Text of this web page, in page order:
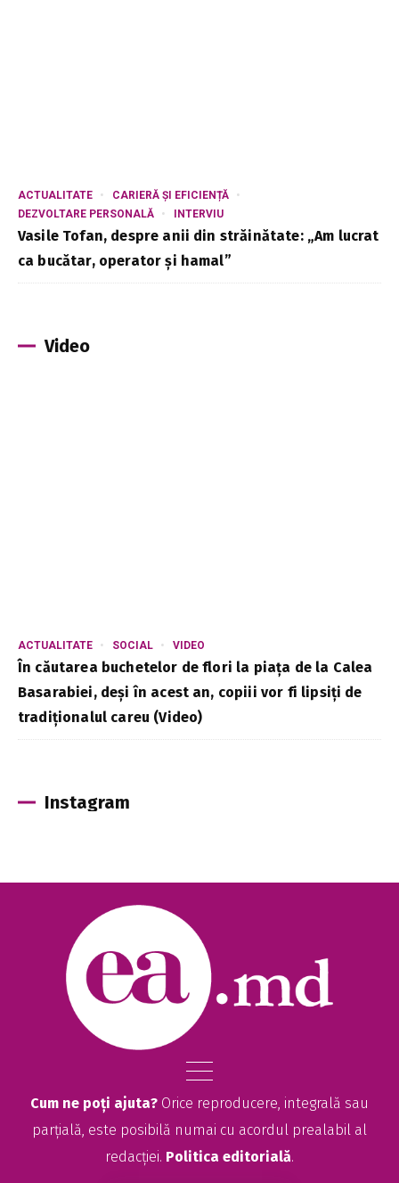
ACTUALITATE
CARIERĂ ȘI EFICIENȚĂ
DEZVOLTARE PERSONALĂ
INTERVIU
Vasile Tofan, despre anii din străinătate: „Am lucrat
ca bucătar, operator și hamal”
Video
ACTUALITATE SOCIAL VIDEO
În căutarea buchetelor de flori la piața de la Calea
Basarabiei, deși în acest an, copiii vor fi lipsiți de
tradiționalul careu (Video)
Instagram
Cum ne poți ajuta? Orice reproducere, integrală sau
parțială, este posibilă numai cu acordul prealabil al
redacției. Politica editorială.